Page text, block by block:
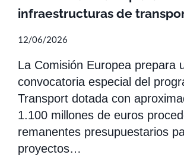
infraestructuras de
12/06/2026
La Comisión Europea prepara
convocatoria especial del
Transport dotada con
1.100 millones de euros
remanentes presupuestarios
proyectos…